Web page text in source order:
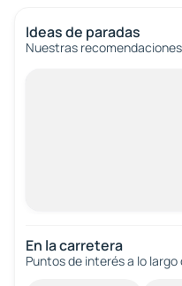
Ideas de paradas
Nuestras
En la carretera
Puntos de interés a lo largo